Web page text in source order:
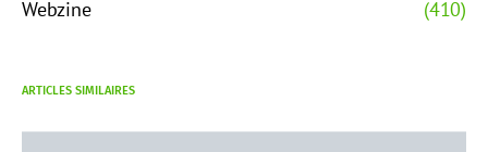
Webzine
(410)
ARTICLES SIMILAIRES